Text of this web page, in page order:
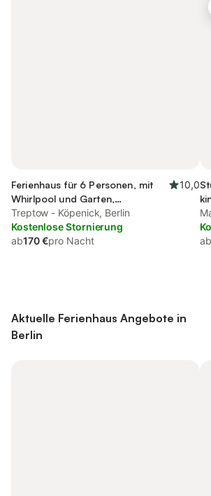
Ferienhaus für 6 Personen, mit
Whirlpool und Garten,
kinderfreundlich
10,0
Treptow - Köpenick, Berlin
Kostenlose Stornierung
ab170 €pro Nacht
ab
Aktuelle Ferienhaus Angebote in
Berlin